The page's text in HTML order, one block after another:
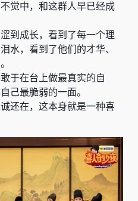
觉中，和这群人早已经成
到成长，看到了每一个理
水，看到了他们的才华、
于在台上做最真实的自
己最脆弱的一面。
还在，这本身就是一种喜